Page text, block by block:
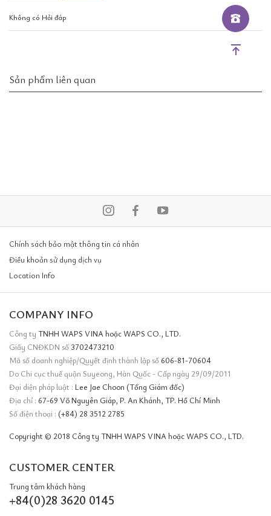
Không có Hỏi đáp
Sản phẩm liên quan
Chính sách bảo mật thông tin cá nhân
Điều khoản sử dụng dịch vụ
Location Info
COMPANY INFO
Công ty TNHH WAPS VINA hoặc WAPS CO., LTD.
Giấy CNĐKDN số3702473210
Mã số doanh nghiệp/Quyết định thành lập số 606-81-70604
Do Chi cục thuế quận Suyeong, Hàn Quốc - Cấp ngày 29/09/2011
Đại diện pháp luật : Lee Jae Choon (Tổng Giám đốc)
Địa chỉ : 67-69 Võ Nguyên Giáp, P. An Khánh, TP. Hồ Chí Minh
Số điện thoại : (+84) 28 3512 2785
Copyright © 2018 Công ty TNHH WAPS VINA hoặc WAPS CO., LTD.
CUSTOMER CENTER
Trung tâm khách hàng
+84(0)28 3620 0145